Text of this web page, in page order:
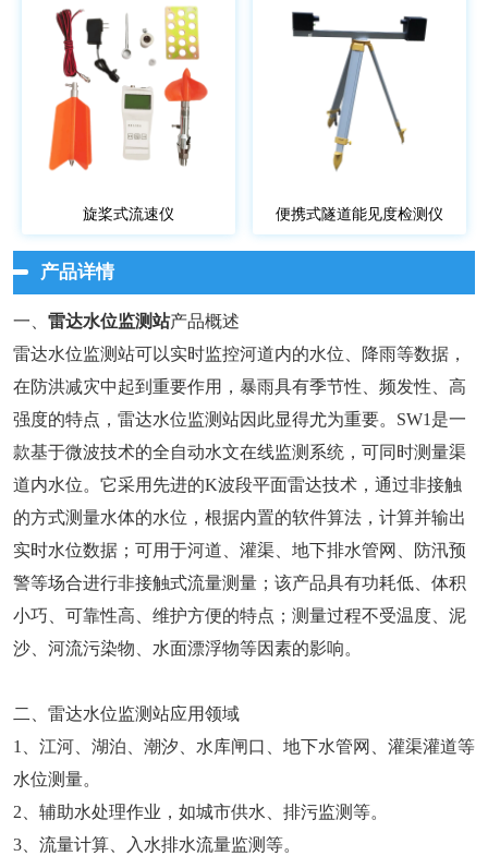
旋桨式流速仪 便携式隧道能见度检测仪
产品详情
一、 雷达水位监测站产品概述
雷达水位监测站可以实时监控河道内的水位、降雨等数据，
在防洪减灾中起到重要作用，暴雨具有季节性、频发性、高
强度的特点，雷达水位监测站因此显得尤为重要。SW1是一
款基于微波技术的全自动水文在线监测系统，可同时测量渠
道内水位。它采用先进的K波段平面雷达技术，通过非接触
的方式测量水体的水位，根据内置的软件算法，计算并输出
实时水位数据；可用于河道、灌渠、地下排水管网、防汛预
警等场合进行非接触式流量测量；该产品具有功耗低、体积
小巧、可靠性高、维护方便的特点；测量过程不受温度、泥
沙、河流污染物、水面漂浮物等因素的影响。
二、雷达水位监测站应用领域
1、江河、湖泊、潮汐、水库闸口、地下水管网、灌渠灌道等
水位测量。
2、辅助水处理作业，如城市供水、排污监测等。
3、流量计算、入水排水流量监测等。